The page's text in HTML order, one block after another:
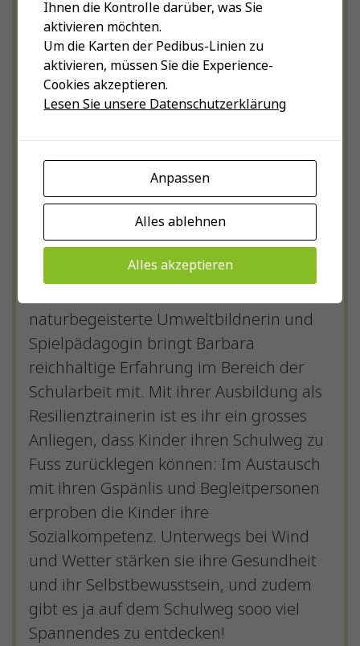
VCS Schweiz und wechselt in
diesem Frühjahr zu den
Schulwebprojekten. Sie ist neu
verantwortlich für den
Deutschweiz»und die
Aktionswochen«walk to school».
Das dritte Schulwebprojekt des
VCS: «Mobilitätskonzepte für
Schulen» betreut wie bis anhin
Katja Marthaler.
Barbara wohnt im Oberwallis und hat
naturbegeisterte Umweltbildnerin und
Spielpädagogin bringt Barbara
reichhaltige Erfahrung im Bereich der
Schularbeit mit. Mit ihrer Ausbildung als
Resilienztrainerin ist es ihr ein grosses
Anliegen, dass Kinder ihren Schulweg zu
Fuss zurücklegen können: Im Austausch
mit ihren Gspänlis und Begleitpersonen
erproben die Kinder ihre
Sozialkompetenz. Unterwegs bei Wind
und Wetter stärken sie ihre Gesundheit
und ihr Selbstbewusstsein, und zudem
gibt es ja auf dem Schulweg sooo viel
Spannendes zu entdecken!
Ihnen die Kontrolle darüber, was Sie
aktivieren möchten.
Um die Karten der Pedibus-Linien zu
aktivieren, müssen Sie die Experience-
Cookies akzeptieren.
Lesen Sie unsere Datenschutzerklärung
Anpassen
Alles ablehnen
Alles akzeptieren